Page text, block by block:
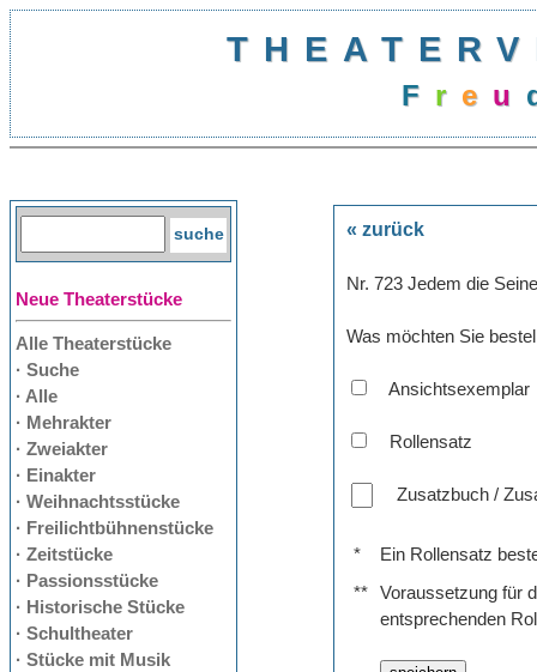
Freu
Neue Theaterstücke
Alle Theaterstücke
· Suche
· Alle
· Mehrakter
· Zweiakter
· Einakter
· Weihnachtsstücke
· Freilichtbühnenstücke
· Zeitstücke
· Passionsstücke
· Historische Stücke
· Schultheater
· Stücke mit Musik
« zurück
Nr. 723 Jedem die
Was möchten Sie
Ansichtsexemplar
Rollensatz
Zusatzbuch /
*
Ein Rollensatz
**
Voraussetzung für
entsprechenden